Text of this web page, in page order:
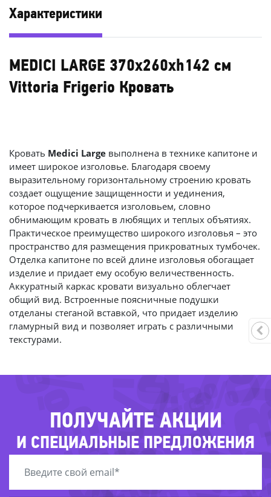
Характеристики
MEDICI LARGE 370x260xh142 см
Vittoria Frigerio Кровать
Кровать Medici Large выполнена в технике капитоне и
имеет широкое изголовье. Благодаря своему
выразительному горизонтальному строению кровать
создает ощущение защищенности и уединения,
которое подчеркивается изголовьем, словно
обнимающим кровать в любящих и теплых объятиях.
Практическое преимущество широкого изголовья – это
пространство для размещения прикроватных тумбочек.
Отделка капитоне по всей длине изголовья обогащает
изделие и придает ему особую величественность.
Аккуратный каркас кровати визуально облегчает
общий вид. Встроенные поясничные подушки
отделаны стеганой вставкой, что придает изделию
гламурный вид и позволяет играть с различными
текстурами.
ПОЛУЧАЙТЕ АКЦИИ
И СПЕЦИАЛЬНЫЕ ПРЕДЛОЖЕНИЯ
-77%
-
-
-63%-48%
-